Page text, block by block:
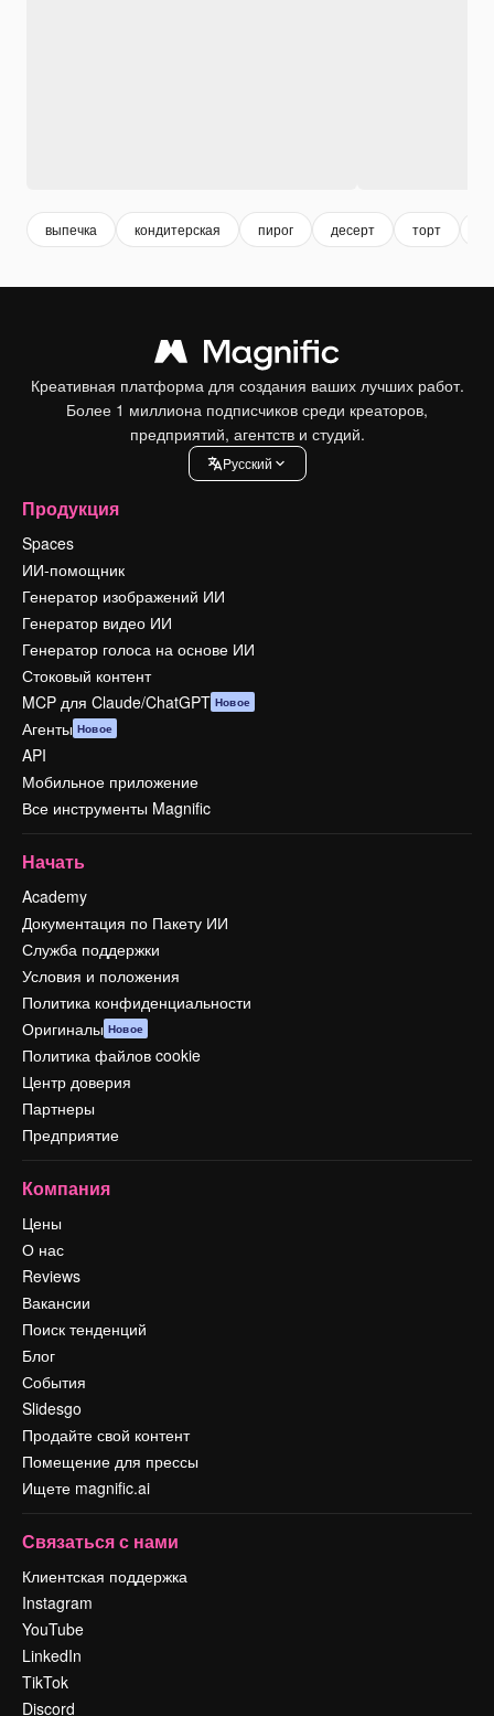
выпечка кондитерская пирог десерт торт
Креативная платформа для создания ваших лучших работ.
Более 1 миллиона подписчиков среди креаторов,
предприятий, агентств и студий.
Pусский
Продукция
Spaces
ИИ-помощник
Генератор изображений ИИ
Генератор видео ИИ
Генератор голоса на основе ИИ
Стоковый контент
MCP для Claude/ChatGPT Новое
Агенты Новое
API
Мобильное приложение
Все инструменты Magnific
Начать
Academy
Документация по Пакету ИИ
Служба поддержки
Условия и положения
Политика конфиденциальности
Оригиналы Новое
Политика файлов cookie
Центр доверия
Партнеры
Предприятие
Компания
Цены
О нас
Reviews
Вакансии
Поиск тенденций
Блог
События
Slidesgo
Продайте свой контент
Помещение для прессы
Ищете magnific.ai
Связаться с нами
Клиентская поддержка
Instagram
YouTube
LinkedIn
TikTok
Discord